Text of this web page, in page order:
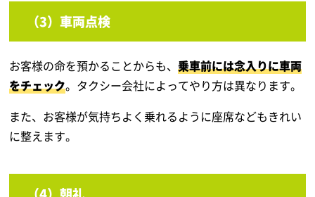
（3）車両点検
お客様の命を預かることからも、乗車前には念入りに車両
をチェック。タクシー会社によってやり方は異なります。
また、お客様が気持ちよく乗れるように座席などもきれい
に整えます。
（4）朝礼